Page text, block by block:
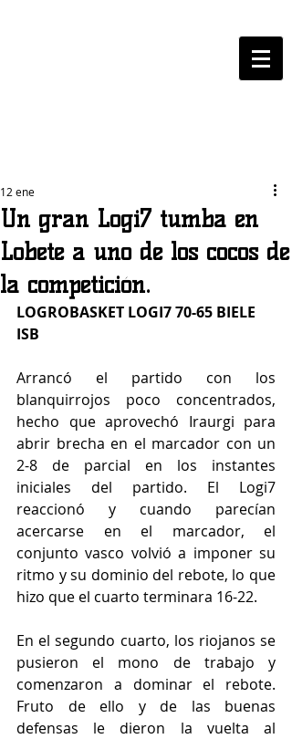
Un gran Logi7 tumba en
Lobete a uno de los cocos de
la competición.
12 ene
LOGROBASKET LOGI7 70-65 BIELE
ISB
Arrancó el partido con los
blanquirrojos poco concentrados,
hecho que aprovechó Iraurgi para
abrir brecha en el marcador con un
2-8 de parcial en los instantes
iniciales del partido. El Logi7
reaccionó y cuando parecían
acercarse en el marcador, el
conjunto vasco volvió a imponer su
ritmo y su dominio del rebote, lo que
hizo que el cuarto terminara 16-22.
En el segundo cuarto, los riojanos se
pusieron el mono de trabajo y
comenzaron a dominar el rebote.
Fruto de ello y de las buenas
defensas le dieron la vuelta al